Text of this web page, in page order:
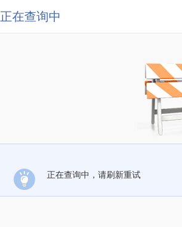
正在查询中
正在查询中，请刷新重试